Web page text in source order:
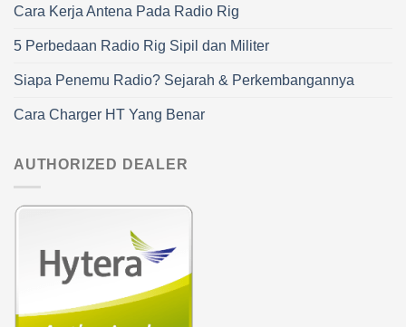
Cara Kerja Antena Pada Radio Rig
5 Perbedaan Radio Rig Sipil dan Militer
Siapa Penemu Radio? Sejarah & Perkembangannya
Cara Charger HT Yang Benar
AUTHORIZED DEALER